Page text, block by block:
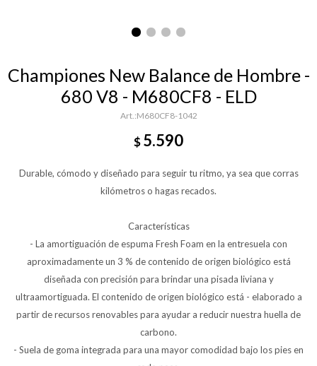
Championes New Balance de Hombre -
680 V8 - M680CF8 - ELD
M680CF8-1042
$5.590
Durable, cómodo y diseñado para seguir tu ritmo, ya sea que corras
kilómetros o hagas recados.
Características
- La amortiguación de espuma Fresh Foam en la entresuela con
aproximadamente un 3 % de contenido de origen biológico está
diseñada con precisión para brindar una pisada liviana y
ultraamortiguada. El contenido de origen biológico está - elaborado a
partir de recursos renovables para ayudar a reducir nuestra huella de
carbono.
- Suela de goma integrada para una mayor comodidad bajo los pies en